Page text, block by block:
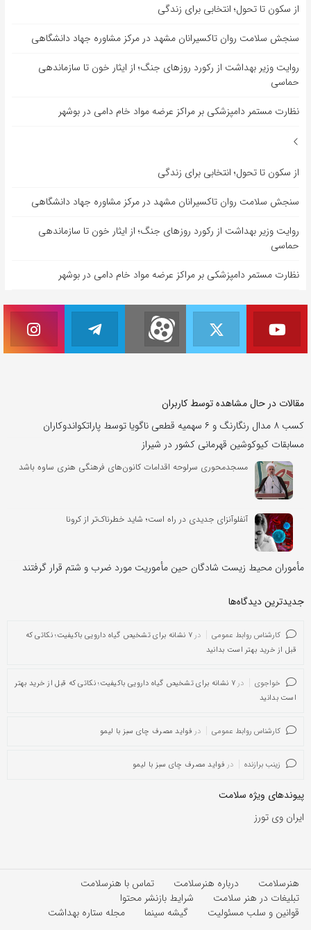
از سکون تا تحول؛ انتخابی برای زندگی
سنجش سلامت روان تاکسیرانان مشهد در مرکز مشاوره جهاد دانشگاهی
روایت وزیر بهداشت از رکورد روزهای جنگ؛ از ایثار خون تا سازماندهی
حماسی
نظارت مستمر دامپزشکی بر مراکز عرضه مواد خام دامی در بوشهر
از سکون تا تحول؛ انتخابی برای زندگی
سنجش سلامت روان تاکسیرانان مشهد در مرکز مشاوره جهاد دانشگاهی
روایت وزیر بهداشت از رکورد روزهای جنگ؛ از ایثار خون تا سازماندهی
حماسی
نظارت مستمر دامپزشکی بر مراکز عرضه مواد خام دامی در بوشهر
مقالات در حال مشاهده توسط کاربران
کسب ۸ مدال رنگارنگ و ۶ سهمیه قطعی ناگویا توسط پاراتکواندوکاران
مسابقات کیوکوشین قهرمانی کشور در شیراز
مسجدمحوری سرلوحه اقدامات کانون‌های فرهنگی هنری ساوه باشد
آنفلوآنزای جدیدی در راه است؛ شاید خطرناک‌تر از کرونا
مأموران محیط زیست شادگان حین مأموریت مورد ضرب و شتم قرار گرفتند
جدیدترین دیدگاه‌‌ها
کارشناس روابط عمومی در
۷ نشانه برای تشخیص گیاه دارویی باکیفیت؛ نکاتی که
قبل از خرید بهتر است بدانید
خواجوی در
۷ نشانه برای تشخیص گیاه دارویی باکیفیت؛ نکاتی که قبل از خرید بهتر
است بدانید
کارشناس روابط عمومی در فواید مصرف چای سبز با لیمو
زینب برازنده در فواید مصرف چای سبز با لیمو
پیوندهای ویژه سلامت
ایران وی تورز
هنرسلامت درباره هنرسلامت
تماس با هنرسلامت
تبلیغات در هنر سلامت
شرایط بازنشر محتوا
قوانین و سلب مسئولیت
گیشه سینما مجله ستاره بهداشت